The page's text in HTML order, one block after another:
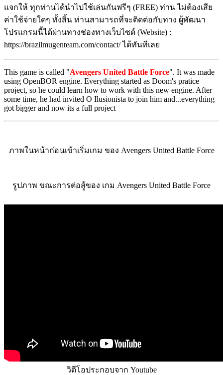
แจกให้ ทุกท่านได้นำไปใช้เล่นกันฟรีๆ (FREE) ท่าน ไม่ต้องเสีย
ค่าใช้จ่ายใดๆ ทั้งสิ้น ท่านสามารถที่จะติดต่อกับทาง ผู้พัฒนา
โปรแกรมนี้ได้ผ่านทางช่องทางเว็บไซต์ (Website) :
https://brazilmugenteam.com/contact/ ได้ทันทีเลย
This game is called "Avengers United Battle Force". It was made
using OpenBOR engine. Everything started as Doom's pratice
project, so he could learn how to work with this new engine. After
some time, he had invited O Ilusionista to join him and...everything
got bigger and now its a full project
ภาพในหน้าก่อนเข้าเริ่มเกม ของ Avengers United Battle Force
รูปภาพ ขณะการต่อสู้ของ เกม Avengers United Battle Force
วิดีโอประกอบจาก Youtube